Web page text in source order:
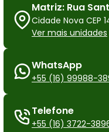
Matriz: Rua
Cidade Nova CEP
Ver mais unidades
WhatsApp
+55 (16) 99988-
Telefone
+55 (16) 3722-